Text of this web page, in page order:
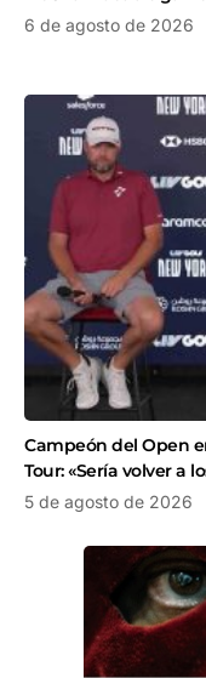
6 de agosto de 2026
Campeón del Open
Tour: «Sería volver a
5 de agosto de 2026